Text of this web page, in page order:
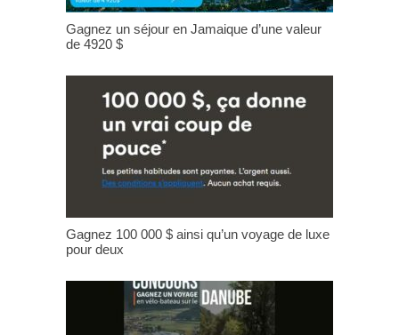
Gagnez un séjour en Jamaique d’une valeur
de 4920 $
Gagnez 100 000 $ ainsi qu’un voyage de luxe
pour deux